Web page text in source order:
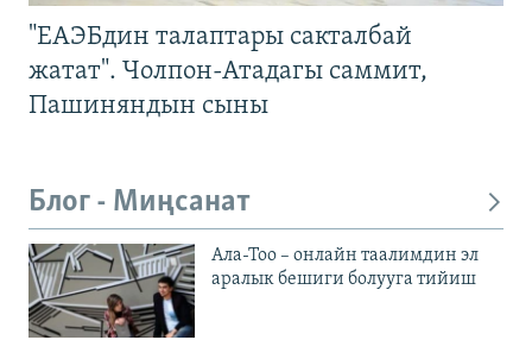
"ЕАЭБдин талаптары сакталбай
жатат". Чолпон-Атадагы саммит,
Пашиняндын сыны
Блог - Миңсанат
Ала-Тоо – онлайн таалимдин эл
аралык бешиги болууга тийиш